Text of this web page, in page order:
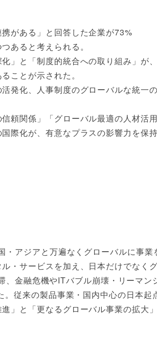
がある」と回答した企業が73%
あると考えられる。
」と「制度的統合への取り組み」が
ことが示された。
発化、人事制度のグローバルな統一
頼関係」「グローバル最適の人材活
際化が、有意なプラスの影響力を保
アジアと万遍なくグローバルに事業
・サービスを加え、日本だけでなく
金融危機やITバブル崩壊・リーマン
従来の製品事業・国内中心の日本起
」と「更なるグローバル事業の拡大